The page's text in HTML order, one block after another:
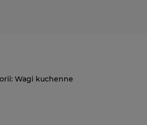
Wagi kuchenne